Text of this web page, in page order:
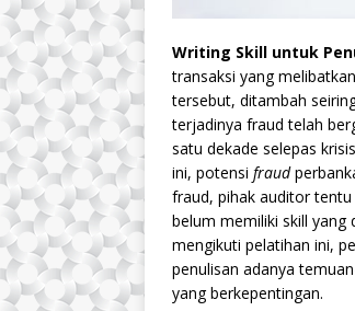
Writing Skill untuk
transaksi yang
tersebut, ditambah
terjadinya fraud telah
satu dekade selepas
ini, potensi fraud
fraud, pihak auditor
belum memiliki skill yang
mengikuti pelatihan ini,
penulisan adanya
yang berkepentingan.